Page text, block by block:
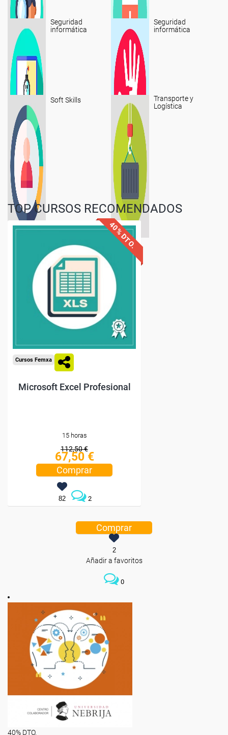
Seguridad
informática
Seguridad
informática
Soft Skills
Transporte y
Logística
TOP CURSOS RECOMENDADOS
Descuentos especiales
Sin requisitos de acceso
Compra segura
40% DTO.
Cursos Femxa
Microsoft Excel Profesional
15 horas
112,50 €
67,50 €
Comprar
82 2
Comprar
2
Añadir a favoritos
0
40% DTO.